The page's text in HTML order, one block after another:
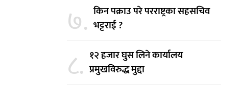
७. किन पक्राउ परे परराष्ट्रका सहसचिव
भट्टराई ?
८. १२ हजार घुस लिने कार्यालय
प्रमुखविरुद्ध मुद्दा